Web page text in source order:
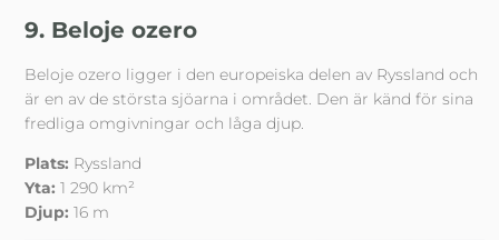
9. Beloje ozero
Beloje ozero ligger i den europeiska delen av Ryssland och
är en av de största sjöarna i området. Den är känd för sina
fredliga omgivningar och låga djup.
Plats: Ryssland
Yta: 1 290 km²
Djup: 16 m